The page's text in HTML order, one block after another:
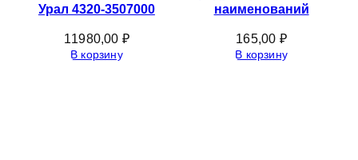
Урал 4320-3507000
11980,00 ₽
В корзину
наименований
165,00 ₽
В корзину